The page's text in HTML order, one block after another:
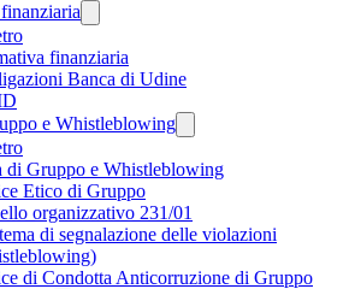
finanziaria
Banca di Udine
e Whistleblowing
di Gruppo e Whistleblowing
Etico di Gruppo
organizzativo 231/01
di segnalazione delle violazioni
di Condotta Anticorruzione di Gruppo